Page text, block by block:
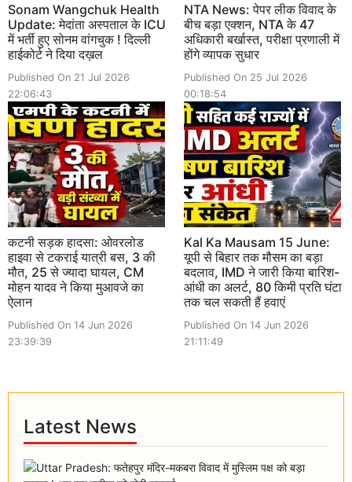
Sonam Wangchuk Health
Update: मेदांता अस्पताल के ICU
में भर्ती हुए सोनम वांगचुक ! दिल्ली
हाईकोर्ट ने दिया दख़ल
Published On 21 Jul 2026
22:06:43
NTA News: पेपर लीक विवाद के
बीच बड़ा एक्शन, NTA के 47
अधिकारी बर्खास्त, परीक्षा प्रणाली में
होंगे व्यापक सुधार
Published On 25 Jul 2026
00:18:54
कटनी सड़क हादसा: ओवरलोड
हाइवा से टकराई यात्री बस, 3 की
मौत, 25 से ज्यादा घायल, CM
मोहन यादव ने किया मुआवजे का
ऐलान
Published On 14 Jun 2026
23:39:39
Kal Ka Mausam 15 June:
यूपी से बिहार तक मौसम का बड़ा
बदलाव, IMD ने जारी किया बारिश-
आंधी का अलर्ट, 80 किमी प्रति घंटा
तक चल सकती हैं हवाएं
Published On 14 Jun 2026
21:11:49
Latest News